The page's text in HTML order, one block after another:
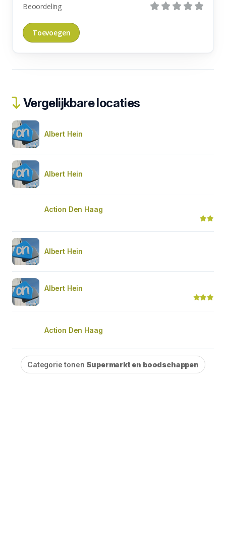
Beoordeling
Vergelijkbare locaties
Albert Hein
Albert Hein
Action Den Haag
Albert Hein
Albert Hein
Action Den Haag
Categorie tonen Supermarkt en boodschappen